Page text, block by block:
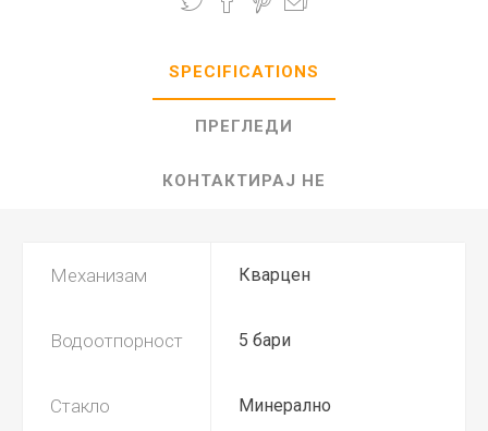
SPECIFICATIONS
ПРЕГЛЕДИ
КОНТАКТИРАЈ НЕ
Механизам Кварцен
Водоотпорност 5 бари
Стакло Минерално